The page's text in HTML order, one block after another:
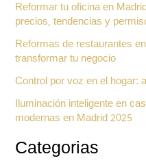
Reformar tu oficina en
precios, tendencias y
Reformas de restaurantes
transformar tu negocio
Control por voz en el hogar:
Iluminación inteligente en
modernas en Madrid 2025
Categorias